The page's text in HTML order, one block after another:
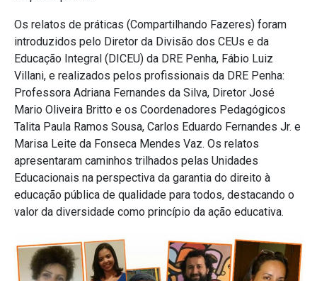
Os relatos de práticas (Compartilhando Fazeres) foram
introduzidos pelo Diretor da Divisão dos CEUs e da
Educação Integral (DICEU) da DRE Penha, Fábio Luiz
Villani, e realizados pelos profissionais da DRE Penha:
Professora Adriana Fernandes da Silva, Diretor José
Mario Oliveira Britto e os Coordenadores Pedagógicos
Talita Paula Ramos Sousa, Carlos Eduardo Fernandes Jr. e
Marisa Leite da Fonseca Mendes Vaz. Os relatos
apresentaram caminhos trilhados pelas Unidades
Educacionais na perspectiva da garantia do direito à
educação pública de qualidade para todos, destacando o
valor da diversidade como princípio da ação educativa.